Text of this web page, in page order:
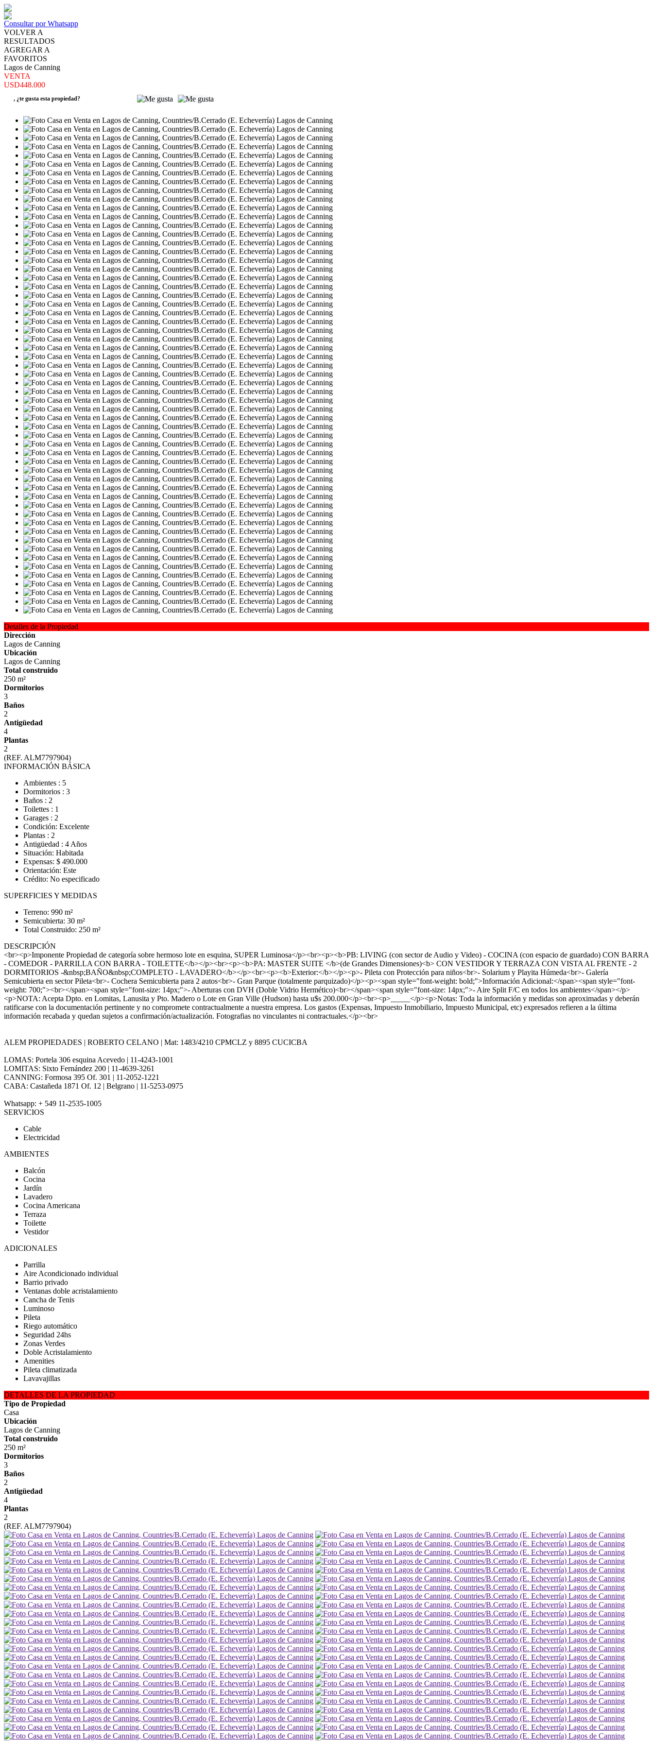
Consultar por Whatsapp
VOLVER A
RESULTADOS
AGREGAR A
FAVORITOS
Lagos de Canning
VENTA
USD448.000
, ¿te gusta esta propiedad?
Detalles de la Propiedad
Dirección
Lagos de Canning
Ubicación
Lagos de Canning
Total construido
250 m²
Dormitorios
3
Baños
2
Antigüedad
4
Plantas
2
(REF. ALM7797904)
INFORMACIÓN BÁSICA
Ambientes : 5
Dormitorios : 3
Baños : 2
Toilettes : 1
Garages : 2
Condición: Excelente
Plantas : 2
Antigüedad : 4 Años
Situación: Habitada
Expensas: $ 490.000
Orientación: Este
Crédito: No especificado
SUPERFICIES Y MEDIDAS
Terreno: 990 m²
Semicubierta: 30 m²
Total Construido: 250 m²
DESCRIPCIÓN
<br><p>Imponente Propiedad de categoría sobre hermoso lote en esquina, SUPER Luminosa</p><br><p><b>PB: LIVING (con sector de Audio y Video) - COCINA (con espacio de guardado) CON BARRA
- COMEDOR - PARRILLA CON BARRA - TOILETTE</b></p><br><p><b>PA: MASTER SUITE </b>(de Grandes Dimensiones)<b> CON VESTIDOR Y TERRAZA CON VISTA AL FRENTE - 2
DORMITORIOS -&nbsp;BAÑO&nbsp;COMPLETO - LAVADERO</b></p><br><p><b>Exterior:</b></p><p>- Pileta con Protección para niños<br>- Solarium y Playita Húmeda<br>- Galería
Semicubierta en sector Pileta<br>- Cochera Semicubierta para 2 autos<br>- Gran Parque (totalmente parquizado)</p><p><span style="font-weight: bold;">Información Adicional:</span><span style="font-
weight: 700;"><br></span><span style="font-size: 14px;">- Aberturas con DVH (Doble Vidrio Hermético)<br></span><span style="font-size: 14px;">- Aire Split F/C en todos los ambientes</span></p>
<p>NOTA: Acepta Dpto. en Lomitas, Lanusita y Pto. Madero o Lote en Gran Ville (Hudson) hasta u$s 200.000</p><br><p>_____</p><p>Notas: Toda la información y medidas son aproximadas y deberán
ratificarse con la documentación pertinente y no compromete contractualmente a nuestra empresa. Los gastos (Expensas, Impuesto Inmobiliario, Impuesto Municipal, etc) expresados refieren a la última
información recabada y quedan sujetos a confirmación/actualización. Fotografias no vinculantes ni contractuales.</p><br>
ALEM PROPIEDADES | ROBERTO CELANO | Mat: 1483/4210 CPMCLZ y 8895 CUCICBA
LOMAS: Portela 306 esquina Acevedo | 11-4243-1001
LOMITAS: Sixto Fernández 200 | 11-4639-3261
CANNING: Formosa 395 Of. 301 | 11-2052-1221
CABA: Castañeda 1871 Of. 12 | Belgrano | 11-5253-0975
Whatsapp: + 549 11-2535-1005
SERVICIOS
Cable
Electricidad
AMBIENTES
Balcón
Cocina
Jardín
Lavadero
Cocina Americana
Terraza
Toilette
Vestidor
ADICIONALES
Parrilla
Aire Acondicionado individual
Barrio privado
Ventanas doble acristalamiento
Cancha de Tenis
Luminoso
Pileta
Riego automático
Seguridad 24hs
Zonas Verdes
Doble Acristalamiento
Amenities
Pileta climatizada
Lavavajillas
DETALLES DE LA PROPIEDAD
Tipo de Propiedad
Casa
Ubicación
Lagos de Canning
Total construido
250 m²
Dormitorios
3
Baños
2
Antigüedad
4
Plantas
2
(REF. ALM7797904)